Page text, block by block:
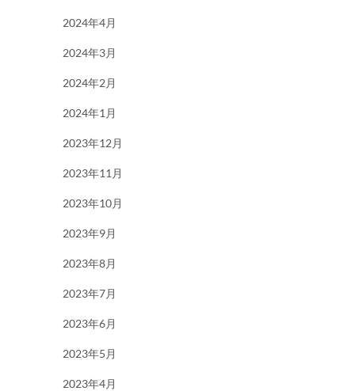
2024年4月
2024年3月
2024年2月
2024年1月
2023年12月
2023年11月
2023年10月
2023年9月
2023年8月
2023年7月
2023年6月
2023年5月
2023年4月